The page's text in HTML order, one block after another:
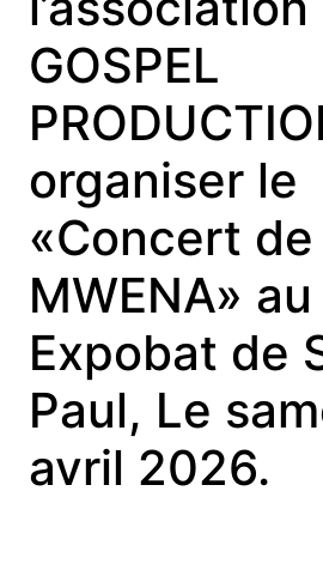
GOSPEL
organiser le
«Concert de
MWENA»
Expobat de
Paul, Le
avril 2026.